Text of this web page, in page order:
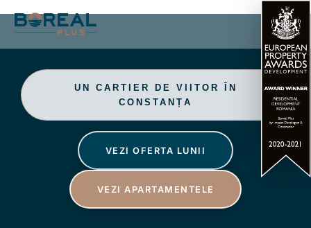
UN CARTIER DE VIITOR ÎN
CONSTANȚA
VEZI OFERTA LUNII
VEZI APARTAMENTELE